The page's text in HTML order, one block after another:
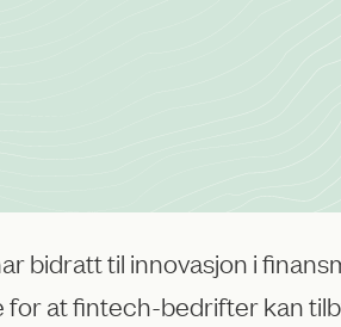
bidratt til innovasjon i
at fintech-bedrifter kan